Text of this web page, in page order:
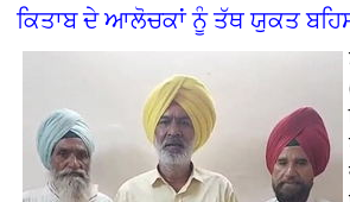
ਕਿਤਾਬ ਦੇ ਆਲੋਚਕਾਂ ਨੂੰ ਤੱਥ ਯੁਕਤ